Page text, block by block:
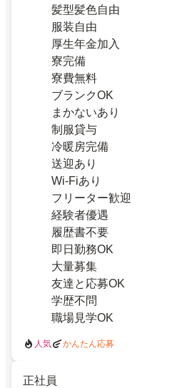
髪型髪色自由
服装自由
厚生年金加入
寮完備
寮費無料
ブランクOK
まかないあり
制服貸与
冷暖房完備
送迎あり
Wi-Fiあり
フリーター歓迎
経験者優遇
履歴書不要
即日勤務OK
大量募集
友達と応募OK
学歴不問
職場見学OK
人気 かんたん応募
正社員